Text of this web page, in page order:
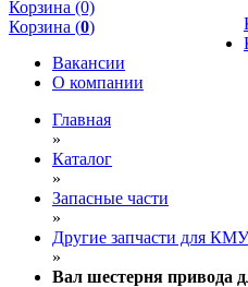
Корзина (0)
Корзина (0)
Вакансии
О компании
Главная
»
Каталог
»
Запасные части
»
Другие запчасти для КМУ
»
Вал шестерня